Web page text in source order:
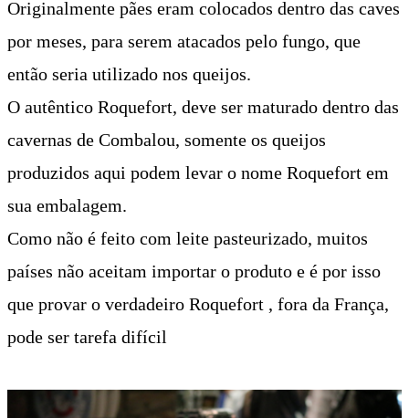
Originalmente pães eram colocados dentro das caves
por meses, para serem atacados pelo fungo, que
então seria utilizado nos queijos.
O autêntico Roquefort, deve ser maturado dentro das
cavernas de Combalou, somente os queijos
produzidos aqui podem levar o nome Roquefort em
sua embalagem.
Como não é feito com leite pasteurizado, muitos
países não aceitam importar o produto e é por isso
que provar o verdadeiro Roquefort , fora da França,
pode ser tarefa difícil